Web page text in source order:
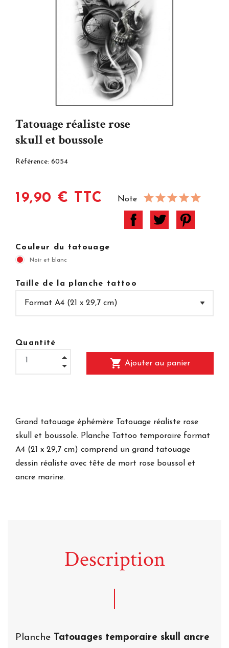
Tatouage réaliste rose
skull et boussole
Référence: 6054
19,90 € TTC Note
Couleur du tatouage
Noir et blanc
Taille de la planche tattoo
Quantité
shopping_cart Ajouter au panier
Grand tatouage éphémère Tatouage réaliste rose
skull et boussole. Planche Tattoo temporaire format
A4 (21 x 29,7 cm) comprend un grand tatouage
dessin réaliste avec tête de mort rose boussol et
ancre marine.
Description
Planche Tatouages temporaire skull ancre